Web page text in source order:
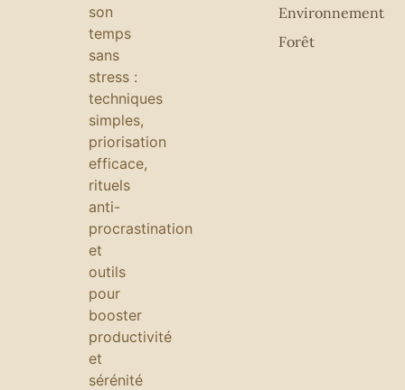
son
temps
sans
stress :
techniques
simples,
priorisation
efficace,
rituels
anti-
procrastination
et
outils
pour
booster
productivité
et
sérénité
Environnement
Forêt